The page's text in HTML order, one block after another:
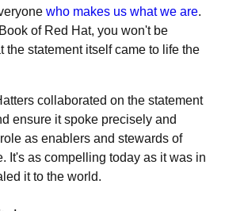
who makes us what we are.
of Red Hat, you won't be
the statement itself came to life the
collaborated on the statement
ensure it spoke precisely and
as enablers and stewards of
It's as compelling today as it was in
it to the world.